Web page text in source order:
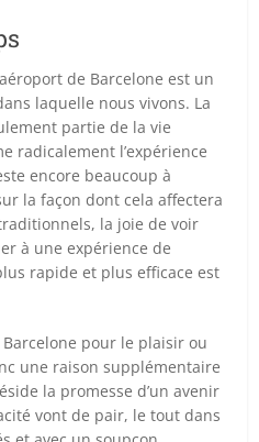
de Barcelone est un
laquelle nous vivons. La
partie de la vie
radicalement l’expérience
encore beaucoup à
la façon dont cela affectera
la joie de voir
à une expérience de
rapide et plus efficace est
pour le plaisir ou
une raison supplémentaire
la promesse d’un avenir
vont de pair, le tout dans